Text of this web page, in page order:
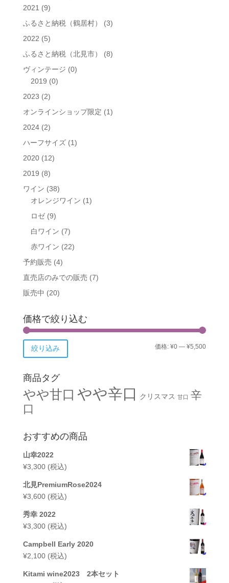
2021 (9)
ふるさと納税（鶴居村）
(3)
2022 (5)
ふるさと納税（北見市）
(8)
ヴィンテージ (0)
2019 (0)
2023 (2)
オンラインショップ限定 (1)
2024 (2)
ハーフサイズ (1)
2020 (12)
2019 (8)
ワイン (38)
オレンジワイン (1)
ロゼ (9)
白ワイン (7)
赤ワイン (22)
予約販売 (4)
直売店のみでの販売 (7)
販売中 (20)
価格で絞り込む
絞り込み 価格:¥0 —¥5,500
商品タグ
やや甘口 やや辛口 クリスマス 甘口 辛
口
おすすめの商品
山幸2022
¥3,300 (税込)
北見PremiumRose2024
¥3,600 (税込)
秀幸 2022
¥3,300 (税込)
Campbell Early 2020
¥2,100 (税込)
Kitami wine2023 2本セット